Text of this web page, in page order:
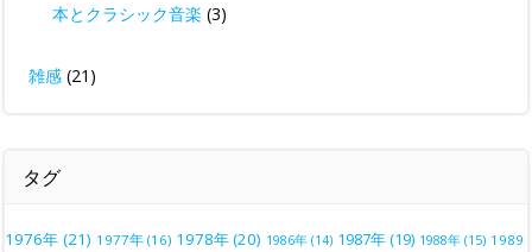
本とクラシック音楽 (3)
雑感 (21)
タグ
1976年 (21) 1977年 (16) 1978年(20) 1986年 (14) 1987年(19) 1988年 (15) 1989